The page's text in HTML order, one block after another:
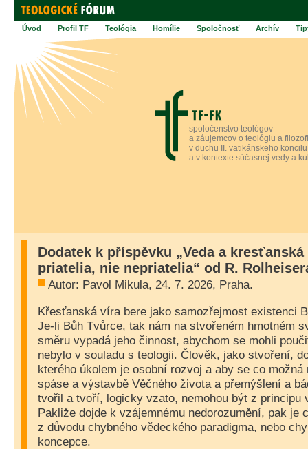
Úvod Profil TF Teológia Homílie Spoločnosť Archív
spoločenstvo teológov
a záujemcov o teológiu a
v duchu II. vatikánskeho koncilu
a v kontexte súčasnej vedy a
Dodatek k příspěvku „Veda a kresťanská
priatelia, nie nepriatelia“ od R.
Autor: Pavol Mikula, 24. 7. 2026, Praha.
Křesťanská víra bere jako samozřejmost existenci
Je-li Bůh Tvůrce, tak nám na stvořeném hmotném
směru vypadá jeho činnost, abychom se mohli
nebylo v souladu s teologii. Člověk, jako stvoření,
kterého úkolem je osobní rozvoj a aby se co možná
spáse a výstavbě Věčného života a přemýšlení a
tvořil a tvoří, logicky vzato, nemohou být z principu
Pakliže dojde k vzájemnému nedorozumění, pak je
z důvodu chybného vědeckého paradigma, nebo
koncepce.